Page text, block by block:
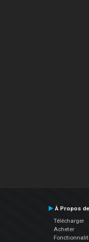
À Propos
Télécharger
Acheter